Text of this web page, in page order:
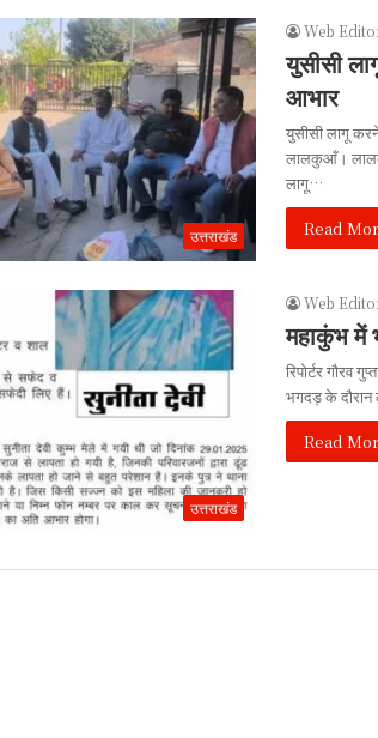
उत्तराखंड
Web
युसीसी
आभार
युसीसी लागू करने
लालकुआँ।
लागू…
Read
उत्तराखंड
Web
महाकुंभ में
रिपोर्टर गौरव
भगदड़ के दौरान
Read